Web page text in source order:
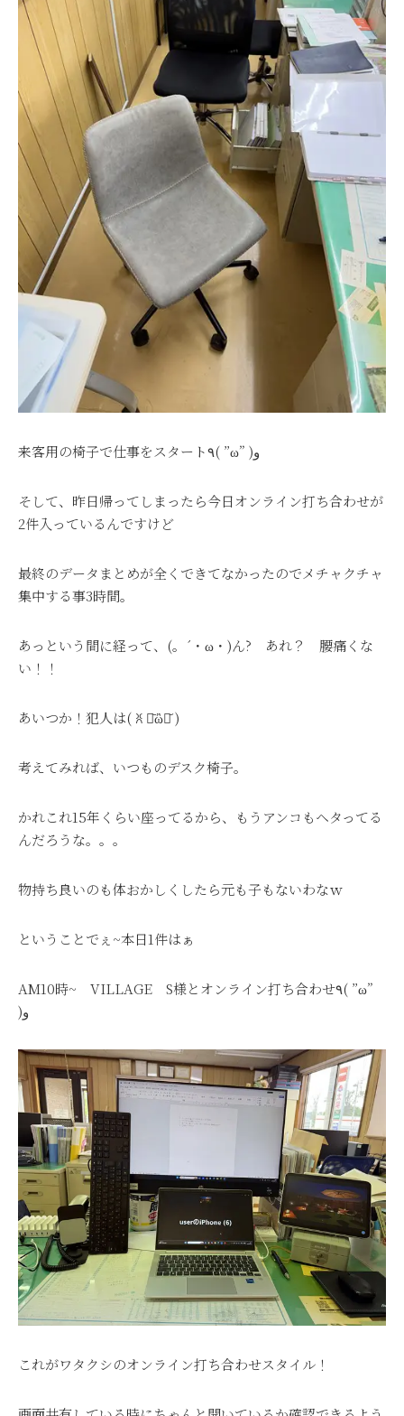
来客用の椅子で仕事をスタート٩( ”ω” )و
そして、昨日帰ってしまったら今日オンライン打ち合わせが
2件入っているんですけど
最終のデータまとめが全くできてなかったのでメチャクチャ
集中する事3時間。
あっという間に経って、(。´・ω・)ん? あれ？ 腰痛くな
い！！
あいつか！犯人は( ꐦ ･᷅ὢ･᷄ )
考えてみれば、いつものデスク椅子。
かれこれ15年くらい座ってるから、もうアンコもヘタってる
んだろうな。。。
物持ち良いのも体おかしくしたら元も子もないわなｗ
ということでぇ~本日1件はぁ
AM10時~ VILLAGE S様とオンライン打ち合わせ٩( ”ω”
)و
これがワタクシのオンライン打ち合わせスタイル！